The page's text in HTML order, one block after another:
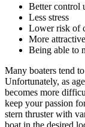
Better control
Less stress
Lower risk of
More
Being able to
Many boaters tend
Unfortunately, as
becomes more
keep your passion
stern thruster with
boat in the desired